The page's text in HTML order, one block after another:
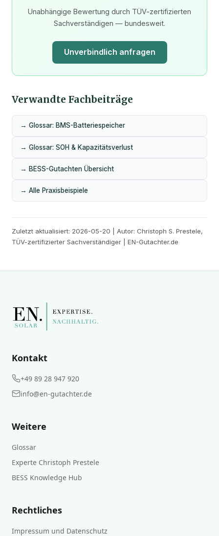
Unabhängige Bewertung durch TÜV-zertifizierten
Sachverständigen — bundesweit.
Unverbindlich anfragen
Verwandte Fachbeiträge
→ Glossar: BMS-Batteriespeicher
→ Glossar: SOH & Kapazitätsverlust
→ BESS-Gutachten Übersicht
→ Alle Praxisbeispiele
Zuletzt aktualisiert: 2026-05-20 | Autor: Christoph S. Prestele,
TÜV-zertifizierter Sachverständiger | EN-Gutachter.de
Kontakt
+49 89 28 947 920
info@en-gutachter.de
Weitere
Glossar
Experte Christoph Prestele
BESS Knowledge Hub
Rechtliches
Impressum und Datenschutz